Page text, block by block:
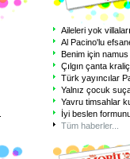
Aileleri yok
Al Pacino'lu
Benim için namus
Çılgın çanta
Türk yayıncılar
Yalnız çocuk
Yavru timsahlar
İyi beslen
Tüm haberler...